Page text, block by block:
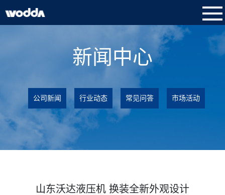
新闻中心
公司新闻 行业动态 常见问答 市场活动
山东沃达液压机 换装全新外观设计